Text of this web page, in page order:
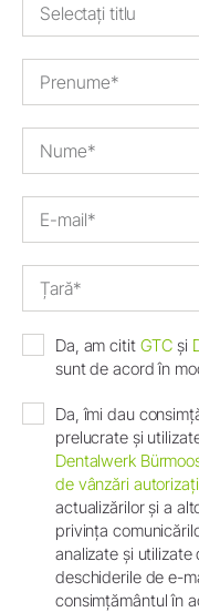
Selectați titlu
Țară*
Da, am citit GTC și
sunt de acord în
Da, îmi dau
prelucrate și
Dentalwerk
de vânzări autorizați
actualizărilor și a
privința
analizate și
deschiderile de e-
consimțământul în